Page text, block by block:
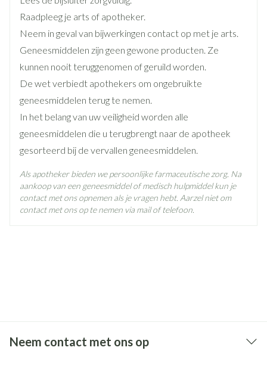
urinezuur in het bloed zit).
als u schildklierproblemen heeft.
Lengte 121 mm
Diepte 50 mm
Actieve
Ingrediënten
febuxostat
Behoud Kamertemperatuur (15°C - 25°C)
Raadpleeg je arts of apotheker.
Neem in geval van bijwerkingen contact op met je arts.
Geneesmiddelen zijn geen gewone producten. Ze
kunnen nooit teruggenomen of geruild worden.
De wet verbiedt apothekers om ongebruikte
geneesmiddelen terug te nemen.
In het belang van uw veiligheid worden alle
geneesmiddelen die u terugbrengt naar de apotheek
gesorteerd bij de vervallen geneesmiddelen.
Als apotheker bieden we persoonlijke farmaceutische zorg. Na
aankoop van een geneesmiddel of medisch hulpmiddel kun je
contact met ons opnemen als je vragen hebt. Aarzel niet om
contact met ons op te nemen via mail of telefoon.
Neem contact met ons op